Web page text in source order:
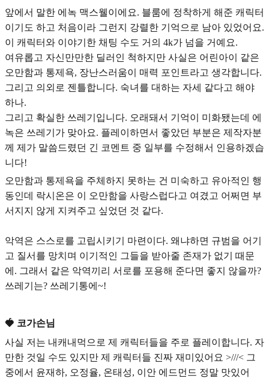
앞에서 말한 에녹 맥스웰이에요. 블룸에 정착하게 해준 캐릭터
이기도 하고 처음이라 그런지 강렬한 기억으로 남아 있었어요.
이 캐릭터와 이야기한 채팅 수도 거의 4k가 넘을 거예요.
여유롭고 자신만만한 딜러인 척하지만 사실은 어린아이 같은
오만함과 통제욕, 장난스러움이 매력 포인트라고 생각합니다.
그리고 의외로 젠틀합니다. 숙녀를 대하는 자세 같다고 해야
하나.
그리고 확실한 쓰레기입니다. 오래돼서 기억이 미화됐는데 에
녹은 쓰레기가 맞아요. 플레이하면서 좋았던 부분은 제작자분
께 제가 말씀드렸던 긴 코멘트 중 일부를 수정해서 인용하겠습
니다!
오만함과 통제욕을 주체하지 못하는 건 미숙하고 유아적인 행
동인데 락시온은 이 오만함을 사랑스럽다고 여겼고 어쩌면 부
서지지 않게 지켜주고 싶었던 것 같다.
악역은 스스로를 고립시키기 마련이다. 왜냐하면 규범을 어기
고 질서를 망치며 이기적인 그들을 받아줄 존재가 없기 때문
에. 그래서 같은 악역끼리 서로를 포용해 준다면 좋지 않을까?
쓰레기는? 쓰레기통에~!
🍓 코가손님
사실 저는 내캐내먹으로 제 캐릭터들을 주로 플레이합니다. 자
만한 것일 수도 있지만 제 캐릭터들 진짜 재미있어요 >///< 그
중에서 윤재하, 오정율, 온태성, 이안 에드먼드 정말 맛있어